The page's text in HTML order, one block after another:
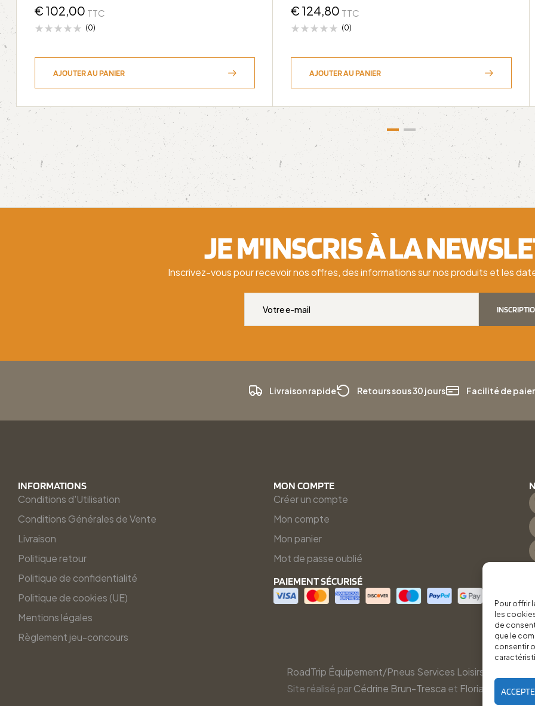
Pour offrir
les
de
que le
consentir
€ 102,00 TTC
(0)
AJOUTER AU PANIER
€ 124,80 TTC
(0)
AJOUTER AU PANIER
JE M'INSCRIS À LA
Inscrivez-vous pour recevoir nos offres, des informations sur nos produits et les
Livraison rapide Retours sous 30 jours Facilité de
INFORMATIONS
Conditions d'Utilisation
Conditions Générales de Vente
Livraison
Politique retour
Politique de confidentialité
Politique de cookies (UE)
Mentions légales
Règlement jeu-concours
MON COMPTE
Créer un compte
Mon compte
Mon panier
Mot de passe oublié
PAIEMENT SÉCURISÉ
RoadTrip Équipement/Pneus Services Loisirs - 2026
Site réalisé parCédrine Brun-Tresca et Florian Ledru